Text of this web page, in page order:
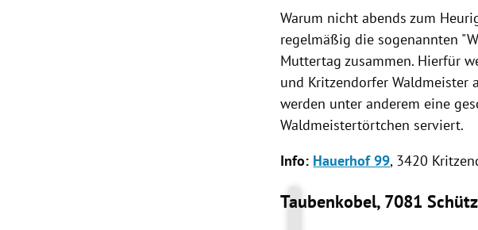
Warum nicht abends zum
regelmäßig die sogenannten
Muttertag zusammen. Hierfür
und Kritzendorfer Waldmeister
werden unter anderem eine
Waldmeistertörtchen serviert.
Info: Hauerhof 99, 3420
Taubenkobel, 7081